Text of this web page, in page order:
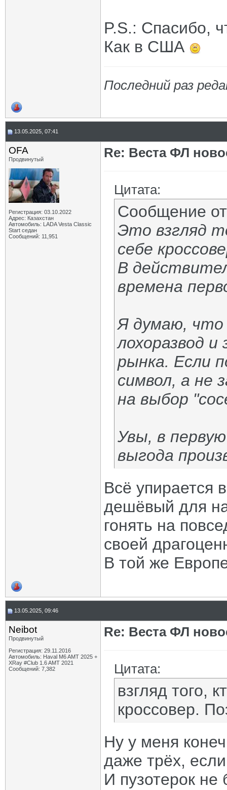
P.S.: Спасибо,
Как в США
Последний раз
13.05.2025, 07:41
OFA
Продвинутый
Регистрация: 03.10.2022
Адрес: Казахстан
Автомобиль: LADA Vesta Classic
Start седан
Сообщений: 11,951
Re: Веста ФЛ
Цитата:
Сообщение
Это взгляд
себе
В
времена
Я думаю, что
лохоразвод
рынка. Если
символ, а не
на выбор
Увы, в
выгода
Всё упирается
дешёвый для
гонять на
своей
В той же
13.05.2025, 09:46
Neibot
Продвинутый
Регистрация: 29.11.2016
Автомобиль: Haval M6 AMT 2025 +
XRay #Club 1.6 AMT 2021
Сообщений: 7,382
Re: Веста ФЛ
Цитата:
взгляд того,
кроссовер.
Ну у меня
даже трёх,
И пузотерок не